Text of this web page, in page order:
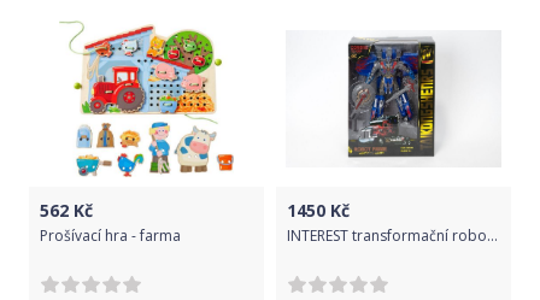
562 Kč
Prošívací hra - farma
1450 Kč
INTEREST transformační robot - Modrý.